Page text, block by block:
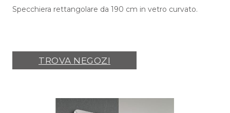
Specchiera rettangolare da 190 cm in vetro curvato.
TROVA NEGOZI